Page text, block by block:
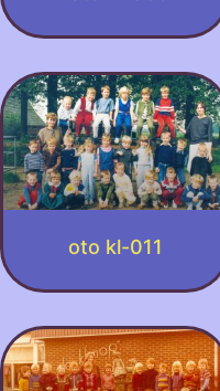
oto kl-011